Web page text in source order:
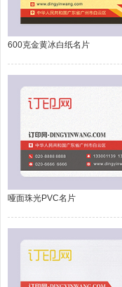
600克金黄冰白纸名片
哑面珠光PVC名片